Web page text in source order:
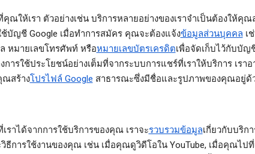
ณให้เรา ตัวอย่างเช่น บริการหลายอย่างของเราจำเป็นต้องให้คุณ
บัญชี Google เมื่อทำการสมัคร คุณจะต้องแจ้งข้อมูลส่วนบุคคล เ
หมายเลขโทรศัพท์ หรือหมายเลขบัตรเครดิตเพื่อจัดเก็บไว้กับบัญ
ารใช้ประโยชน์อย่างเต็มที่จากระบบการแชร์ที่เราให้บริการ เราอ
ณสร้างโปรไฟล์ Google สาธารณะซึ่งมีชื่อและรูปภาพของคุณอยู่ด้
ราได้จากการใช้บริการของคุณเราจะรวบรวมข้อมูลเกี่ยวกับบริก
ธีการใช้งานของคุณ เช่น เมื่อคุณดูวิดีโอใน YouTube, เมื่อคุณไป